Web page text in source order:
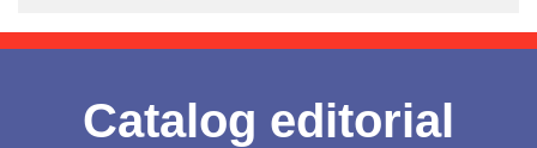
Catalog editorial